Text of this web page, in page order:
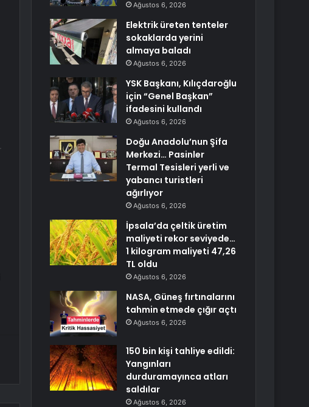
Ağustos 6, 2026
Elektrik üreten tenteler
sokaklarda yerini
almaya baladı
Ağustos 6, 2026
YSK Başkanı, Kılıçdaroğlu
için “Genel Başkan”
ifadesini kullandı
Ağustos 6, 2026
Doğu Anadolu’nun Şifa
Merkezi… Pasinler
Termal Tesisleri yerli ve
yabancı turistleri
ağırlıyor
Ağustos 6, 2026
İpsala’da çeltik üretim
maliyeti rekor seviyede…
1 kilogram maliyeti 47,26
TL oldu
Ağustos 6, 2026
NASA, Güneş fırtınalarını
tahmin etmede çığır açtı
Ağustos 6, 2026
150 bin kişi tahliye edildi:
Yangınları
durduramayınca atları
saldılar
Ağustos 6, 2026